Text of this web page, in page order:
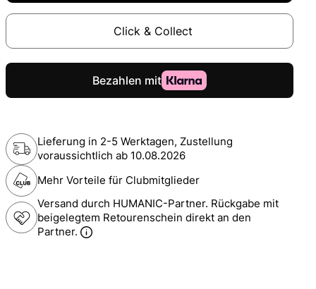
Click & Collect
Lieferung in 2-5 Werktagen, Zustellung
voraussichtlich ab 10.08.2026
Mehr Vorteile für Clubmitglieder
Versand durch HUMANIC-Partner. Rückgabe mit
beigelegtem Retourenschein direkt an den
Partner.